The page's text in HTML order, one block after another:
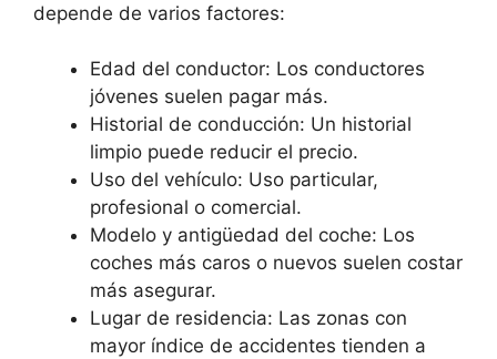
depende de varios factores:
Edad del conductor: Los conductores
jóvenes suelen pagar más.
Historial de conducción: Un historial
limpio puede reducir el precio.
Uso del vehículo: Uso particular,
profesional o comercial.
Modelo y antigüedad del coche: Los
coches más caros o nuevos suelen costar
más asegurar.
Lugar de residencia: Las zonas con
mayor índice de accidentes tienden a